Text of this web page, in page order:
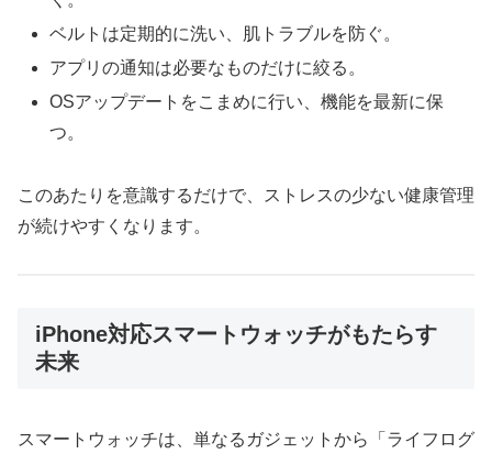
ベルトは定期的に洗い、肌トラブルを防ぐ。
アプリの通知は必要なものだけに絞る。
OSアップデートをこまめに行い、機能を最新に保
つ。
このあたりを意識するだけで、ストレスの少ない健康管理
が続けやすくなります。
iPhone対応スマートウォッチがもたらす
未来
スマートウォッチは、単なるガジェットから「ライフログ